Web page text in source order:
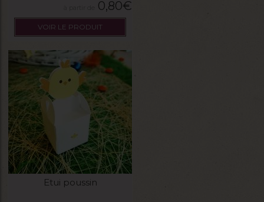
0,80€
VOIR LE PRODUIT
Etui poussin